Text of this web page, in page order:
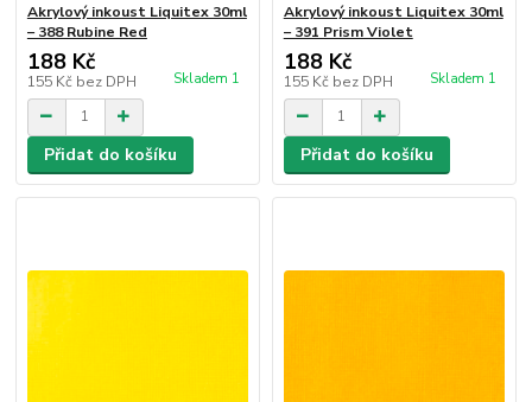
Akrylový inkoust Liquitex 30ml
– 388 Rubine Red
188 Kč
155 Kč bez DPH Skladem 1
Přidat do košíku
Akrylový inkoust Liquitex 30ml
– 391 Prism Violet
188 Kč
155 Kč bez DPH Skladem 1
Přidat do košíku